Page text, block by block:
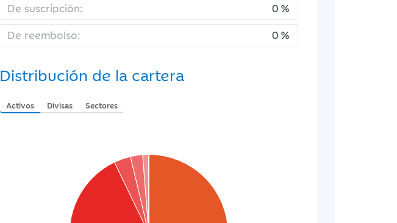
De suscripción:
0 %
De reembolso:
0 %
Distribución de la cartera
Activos Divisas Sectores